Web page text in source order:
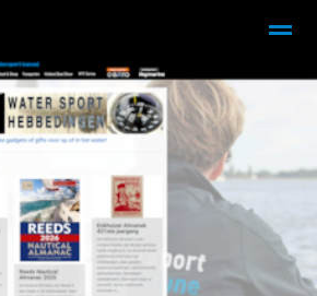
Adverteren Redactie
Bellen Zoeken